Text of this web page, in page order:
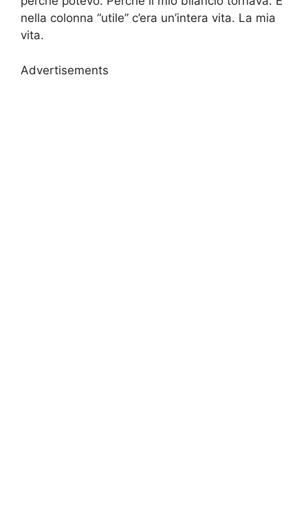
nella colonna “utile” c’era un’intera vita. La mia
vita.
Advertisements